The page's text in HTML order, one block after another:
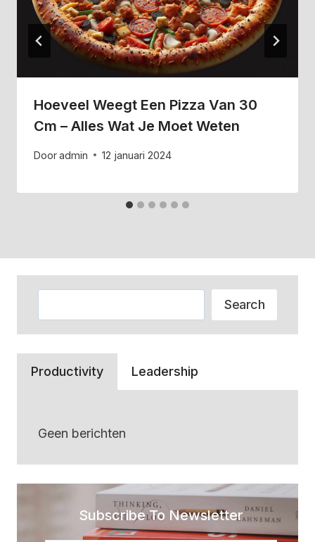
Hoeveel Weegt Een Pizza Van 30
Cm – Alles Wat Je Moet Weten
Dooradmin 12 januari 2024
Search
Productivity Leadership
Geen berichten
Subscribe To Newsletter